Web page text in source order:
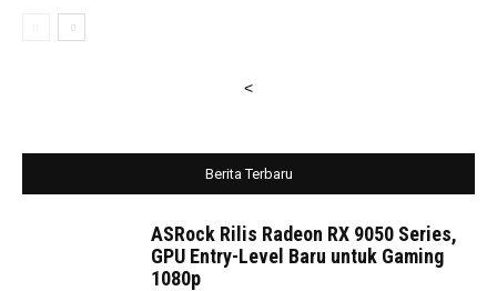
<
Berita Terbaru
ASRock Rilis Radeon RX 9050 Series,
GPU Entry-Level Baru untuk Gaming
1080p